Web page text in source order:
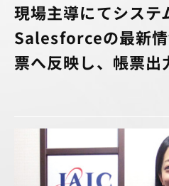
現場主導にてシステ
Salesforceの最新
票へ反映し、帳票出